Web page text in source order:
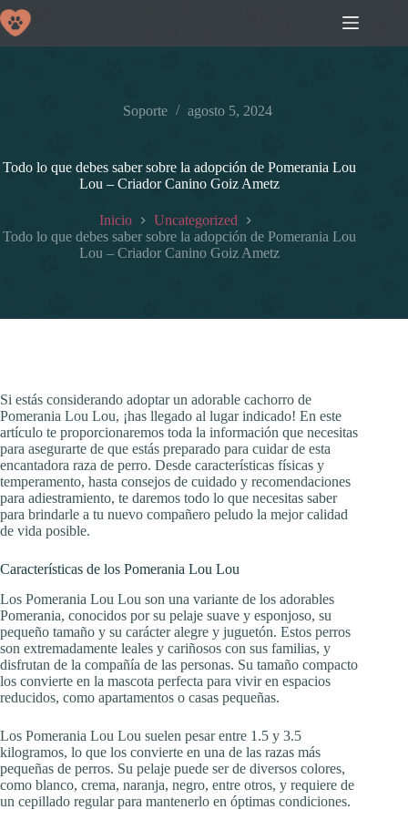
Saltar
al
contenido
Soporte agosto 5, 2024
Todo lo que debes saber sobre la adopción de Pomerania Lou
Lou – Criador Canino Goiz Ametz
Inicio
Uncategorized
Todo lo que debes saber sobre la adopción de Pomerania Lou
Lou – Criador Canino Goiz Ametz
Si estás considerando adoptar un adorable cachorro de
Pomerania Lou Lou, ¡has llegado al lugar indicado! En este
artículo te proporcionaremos toda la información que necesitas
para asegurarte de que estás preparado para cuidar de esta
encantadora raza de perro. Desde características físicas y
temperamento, hasta consejos de cuidado y recomendaciones
para adiestramiento, te daremos todo lo que necesitas saber
para brindarle a tu nuevo compañero peludo la mejor calidad
de vida posible.
Características de los Pomerania Lou Lou
Los Pomerania Lou Lou son una variante de los adorables
Pomerania, conocidos por su pelaje suave y esponjoso, su
pequeño tamaño y su carácter alegre y juguetón. Estos perros
son extremadamente leales y cariñosos con sus familias, y
disfrutan de la compañía de las personas. Su tamaño compacto
los convierte en la mascota perfecta para vivir en espacios
reducidos, como apartamentos o casas pequeñas.
Los Pomerania Lou Lou suelen pesar entre 1.5 y 3.5
kilogramos, lo que los convierte en una de las razas más
pequeñas de perros. Su pelaje puede ser de diversos colores,
como blanco, crema, naranja, negro, entre otros, y requiere de
un cepillado regular para mantenerlo en óptimas condiciones.